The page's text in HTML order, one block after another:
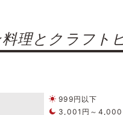
理とクラフト
999円以下
3,001円～4,000